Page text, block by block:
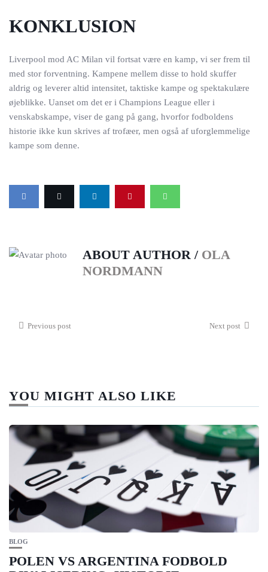
KONKLUSION
Liverpool mod AC Milan vil fortsat være en kamp, vi ser frem til
med stor forventning. Kampene mellem disse to hold skuffer
aldrig og leverer altid intensitet, taktiske kampe og spektakulære
øjeblikke. Uanset om det er i Champions League eller i
venskabskampe, viser de gang på gang, hvorfor fodboldens
historie ikke kun skrives af trofæer, men også af uforglemmelige
kampe som denne.
ABOUT AUTHOR / OLA
NORDMANN
Previous post Next post
YOU MIGHT ALSO LIKE
BLOG
POLEN VS ARGENTINA FODBOLD